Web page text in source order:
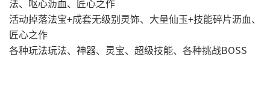
法、呕心沥血、匠心之作
活动掉落法宝+成套无级别灵饰、大量仙玉+技能碎片沥血、
匠心之作
各种玩法玩法、神器、灵宝、超级技能、各种挑战BOSS